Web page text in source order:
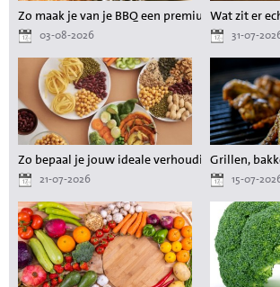
Zo maak je van je BBQ een premium maaltijd
03-08-2026
Wat zit er
31-07-
Zo bepaal je jouw ideale verhouding aan
21-07-2026
Grillen,
15-07-